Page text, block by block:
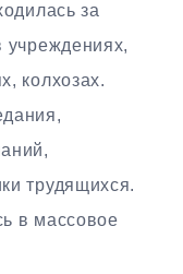
за
учреждениях,
колхозах.
трудящихся.
в массовое